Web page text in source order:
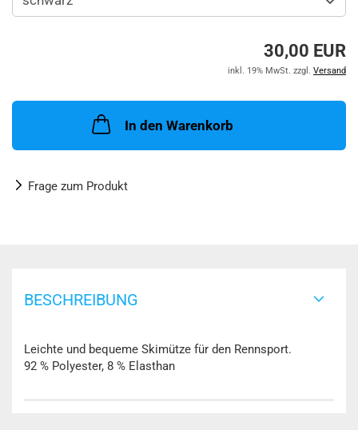
30,00 EUR
inkl. 19% MwSt. zzgl. Versand
In den Warenkorb
Frage zum Produkt
BESCHREIBUNG
Leichte und bequeme Skimütze für den Rennsport.
92 % Polyester, 8 % Elasthan